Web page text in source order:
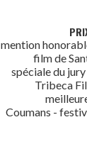
mention
film de
spéciale du
Tribeca
Coumans -